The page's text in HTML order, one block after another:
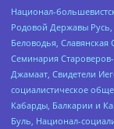
Национал-
Родовой Державы
Беловодья,
Семинария
Джамаат, Свидетели
социалистическое
Кабарды, Балкарии и
Буль, Национал-